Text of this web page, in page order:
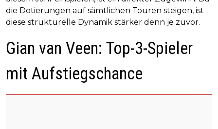
die Dotierungen auf sämtlichen Touren steigen, ist
diese strukturelle Dynamik stärker denn je zuvor.
Gian van Veen: Top-3-Spieler
mit Aufstiegschance